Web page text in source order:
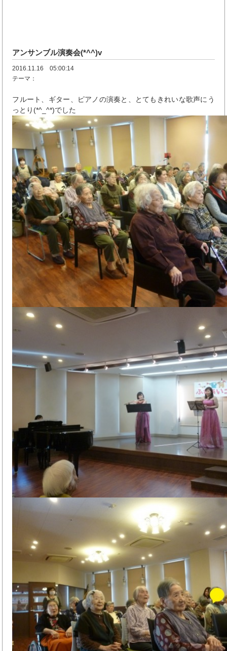
アンサンブル演奏会(*^^)v
2016.11.16 05:00:14
テーマ：
フルート、ギター、ピアノの演奏と、とてもきれいな歌声にう
っとり(*^_^*)でした